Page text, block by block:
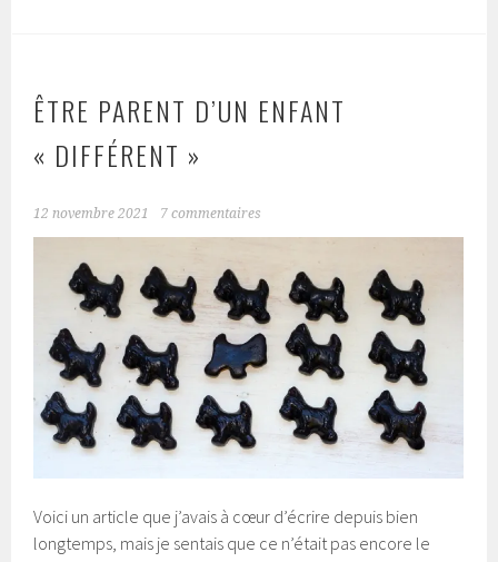
ÊTRE PARENT D’UN ENFANT
« DIFFÉRENT »
12 novembre 2021 7 commentaires
Voici un article que j’avais à cœur d’écrire depuis bien
longtemps, mais je sentais que ce n’était pas encore le